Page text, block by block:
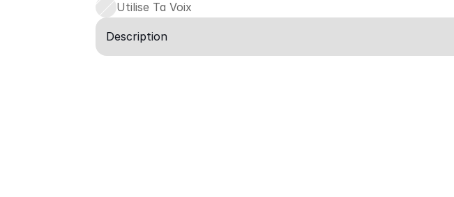
Utilise Ta Voix
Description